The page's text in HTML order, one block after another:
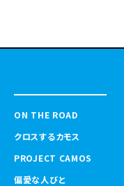
ON THE ROAD
クロスするカモス
PROJECT CAMOS
偏愛な人びと